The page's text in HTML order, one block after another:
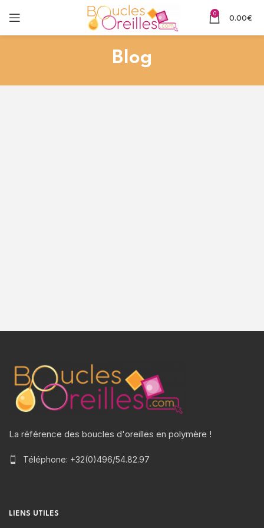
0 0.00€
Blog
La référence des boucles d'oreilles en polymère !
Téléphone: +32(0)496/54.82.97
LIENS UTILES